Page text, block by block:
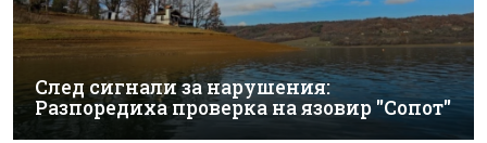
След сигнали за нарушения:
Разпоредиха проверка на язовир "Сопот"